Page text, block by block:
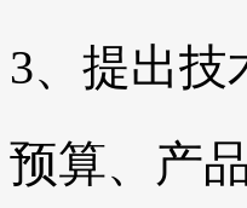
3、提出技
预算、产